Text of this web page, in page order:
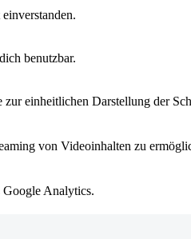
benutzbar.
einheitlichen Darstellung der
von Videoinhalten zu
Google Analytics.